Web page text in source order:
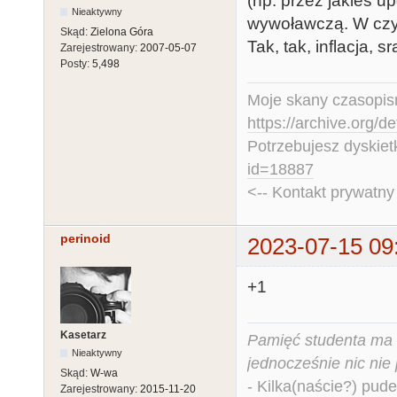
Nieaktywny
Skąd: Zielona Góra
Zarejestrowany: 2007-05-07
Posty: 5,498
wywoławczą. W
Tak, tak, inflacja,
Moje skany
https://archive.org/
Potrzebujesz
id=18887
<-- Kontakt
perinoid 2023-07-15
Kasetarz
Nieaktywny
Skąd: W-wa
Zarejestrowany: 2015-11-20
+1
Pamięć studenta
jednocześnie nic nie
- Kilka(naście?)